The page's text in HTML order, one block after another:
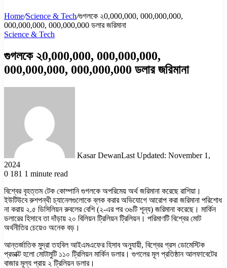
Home/Science & Tech/গুগলকে ২0,000,000, 000,000,000,
000,000,000, 000,000,000 ডলার জরিমানা
Science & Tech
গুগলকে ২0,000,000, 000,000,000,
000,000,000, 000,000,000 ডলার জরিমানা
Kasar DewanLast Updated: November 1,
2024
0 181 1 minute read
বিশ্বের বৃহত্তম টেক কোম্পানি গুগলকে অপরিমেয় অর্থ জরিমানা করেছে রাশিয়া।
ইউটিউবে রুশপন্থী চ্যানেলগুলোকে ব্লক করার অভিযোগে আরোপ করা জরিমানা পরিশোধ
না করায় ২.৫ ডিসিলিয়ন রুবলের বেশি (২-এর পর ৩৬টি শূন্য) জরিমানা করেছে। মার্কিন
ডলারের হিসাবে তা দাঁড়ায় ২০ বিলিয়ন ট্রিলিয়ন ট্রিলিয়ন। পরিমাণটি বিশ্বের মোট
অর্থনীতির চেয়েও অনেক বড়।
আন্তর্জাতিক মুদ্রা তহবিল আইএমএফের হিসাব অনুযায়ী, বিশ্বের গ্রস ডোমেস্টিক
প্রডাক্ট হলো মোটামুটি ১১০ ট্রিলিয়ন মার্কিন ডলার। গুগলের মূল প্রতিষ্ঠান আলফাবেটের
বাজার মূল্য প্রায় ২ ট্রিলিয়ন ডলার।